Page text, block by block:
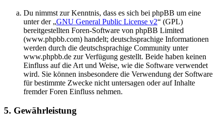
Du nimmst zur Kenntnis, dass es sich bei phpBB um eine
unter der „GNU General Public License v2“ (GPL)
bereitgestellten Foren-Software von phpBB Limited
(www.phpbb.com) handelt; deutschsprachige Informationen
werden durch die deutschsprachige Community unter
www.phpbb.de zur Verfügung gestellt. Beide haben keinen
Einfluss auf die Art und Weise, wie die Software verwendet
wird. Sie können insbesondere die Verwendung der Software
für bestimmte Zwecke nicht untersagen oder auf Inhalte
fremder Foren Einfluss nehmen.
5. Gewährleistung